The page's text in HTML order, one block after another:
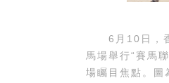
6月10日，香
馬場舉行“賽馬
場矚目焦點。圖